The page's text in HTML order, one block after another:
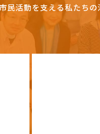
民活動を支える私たち